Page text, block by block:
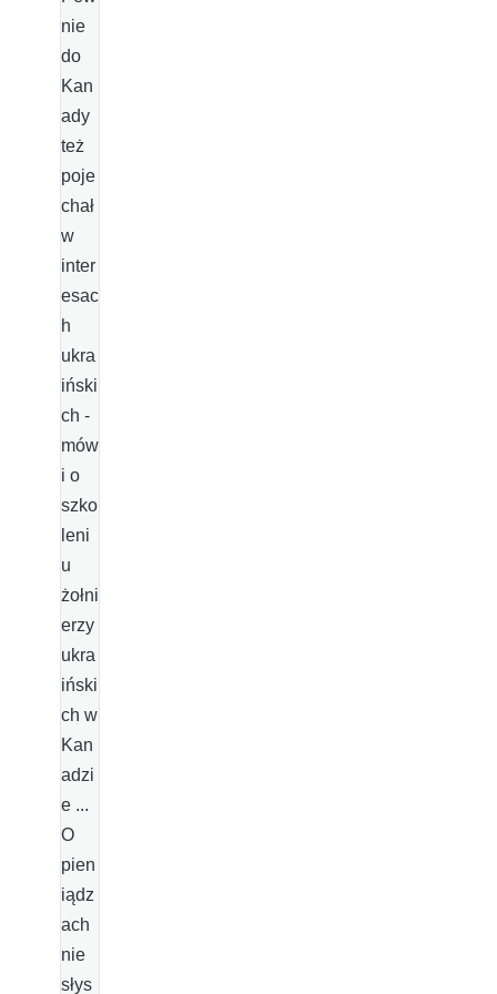
nie
do
Kan
ady
też
poje
chał
w
inter
esac
h
ukra
iński
ch -
mów
i o
szko
leni
u
żołni
erzy
ukra
iński
ch w
Kan
adzi
e ...
O
pien
iądz
ach
nie
słys